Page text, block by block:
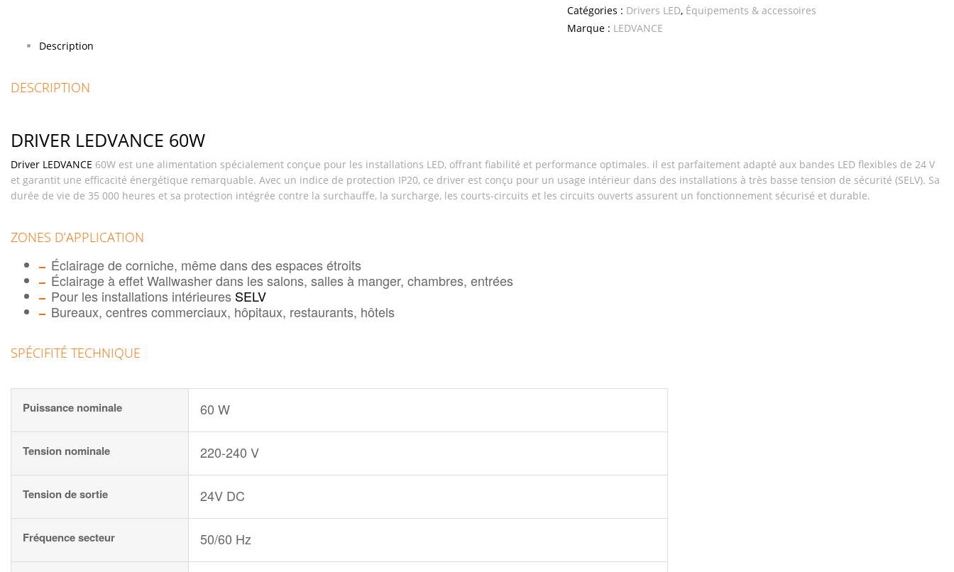
Catégories : Drivers LED, Équipements & accessoires
Marque : LEDVANCE
Description
DESCRIPTION
DRIVER LEDVANCE 60W
Driver LEDVANCE 60W est une alimentation spécialement conçue pour les installations LED, offrant fiabilité et performance optimales. il est parfaitement adapté aux bandes LED flexibles de 24 V
et garantit une efficacité énergétique remarquable. Avec un indice de protection IP20, ce driver est conçu pour un usage intérieur dans des installations à très basse tension de sécurité (SELV). Sa
durée de vie de 35 000 heures et sa protection intégrée contre la surchauffe, la surcharge, les courts-circuits et les circuits ouverts assurent un fonctionnement sécurisé et durable.
ZONES D’APPLICATION
Éclairage de corniche, même dans des espaces étroits
Éclairage à effet Wallwasher dans les salons, salles à manger, chambres, entrées
Pour les installations intérieures SELV
Bureaux, centres commerciaux, hôpitaux, restaurants, hôtels
SPÉCIFITÉ TECHNIQUE
Puissance nominale 60 W
Tension nominale 220-240 V
Tension de sortie 24V DC
Fréquence secteur 50/60 Hz